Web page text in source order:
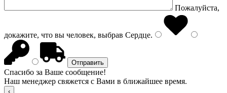
Пожалуйста,
докажите, что вы человек, выбрав Сердце.
Спасибо за Ваше сообщение!
Наш менеджер свяжется с Вами в ближайшее время.